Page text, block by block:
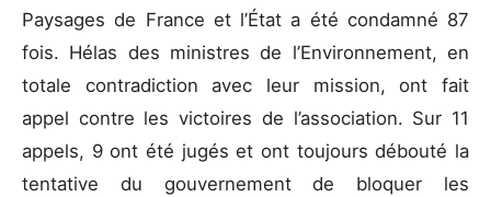
Paysages de France et l’État a été condamné 87
fois. Hélas des ministres de l’Environnement, en
totale contradiction avec leur mission, ont fait
appel contre les victoires de l’association. Sur 11
appels, 9 ont été jugés et ont toujours débouté la
tentative du gouvernement de bloquer les